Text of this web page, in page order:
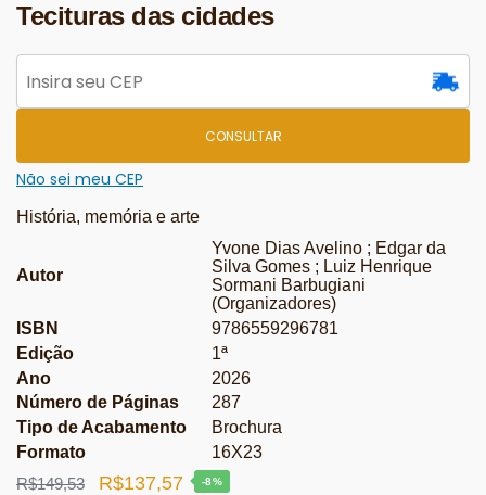
Tecituras das cidades
CONSULTAR
Não sei meu CEP
História, memória e arte
Autor
Yvone Dias Avelino ; Edgar da
Silva Gomes ; Luiz Henrique
Sormani Barbugiani
(Organizadores)
ISBN
9786559296781
Edição
1ª
Ano
2026
Número de Páginas
287
Tipo de Acabamento
Brochura
Formato
16X23
R$149,53
O
R$137,57O
-8%